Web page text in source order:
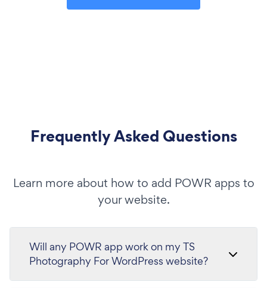
Frequently Asked Questions
Learn more about how to add POWR apps to
your website.
Will any POWR app work on my TS
Photography For WordPress website?